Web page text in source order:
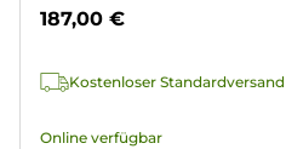
187,00 €
Kostenloser Standardversand
Online verfügbar